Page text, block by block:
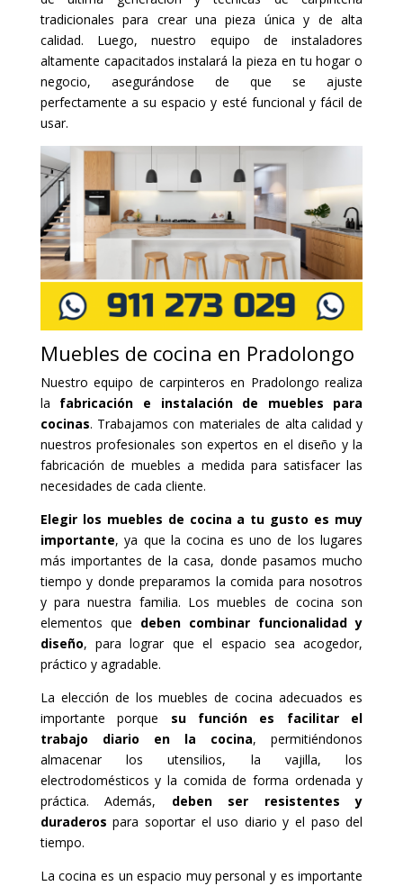
tradicionales para crear una pieza única y de alta
calidad. Luego, nuestro equipo de instaladores
altamente capacitados instalará la pieza en tu hogar o
negocio, asegurándose de que se ajuste
perfectamente a su espacio y esté funcional y fácil de
usar.
Muebles de cocina en Pradolongo
Nuestro equipo de carpinteros en Pradolongo realiza
la fabricación e instalación de muebles para
cocinas. Trabajamos con materiales de alta calidad y
nuestros profesionales son expertos en el diseño y la
fabricación de muebles a medida para satisfacer las
necesidades de cada cliente.
Elegir los muebles de cocina a tu gusto es muy
importante, ya que la cocina es uno de los lugares
más importantes de la casa, donde pasamos mucho
tiempo y donde preparamos la comida para nosotros
y para nuestra familia. Los muebles de cocina son
elementos que deben combinar funcionalidad y
diseño, para lograr que el espacio sea acogedor,
práctico y agradable.
La elección de los muebles de cocina adecuados es
importante porque su función es facilitar el
trabajo diario en la cocina, permitiéndonos
almacenar los utensilios, la vajilla, los
electrodomésticos y la comida de forma ordenada y
práctica. Además, deben ser resistentes y
duraderos para soportar el uso diario y el paso del
tiempo.
La cocina es un espacio muy personal y es importante